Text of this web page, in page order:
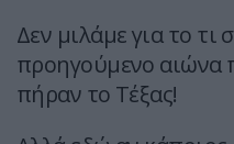
Δεν μιλάμε για το τι
προηγούμενο αιώνα
πήραν το Τέξας!